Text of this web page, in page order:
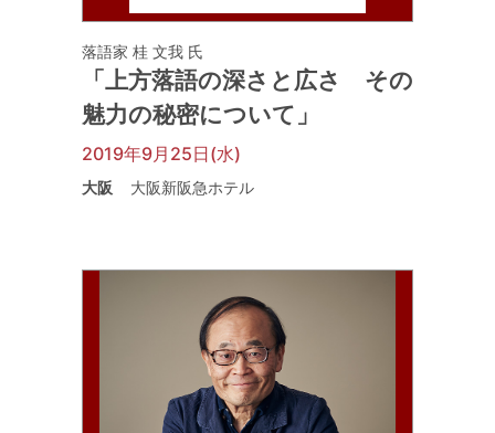
落語家 桂 文我 氏
「上方落語の深さと広さ その
魅力の秘密について」
2019年9月25日(水)
大阪 大阪新阪急ホテル